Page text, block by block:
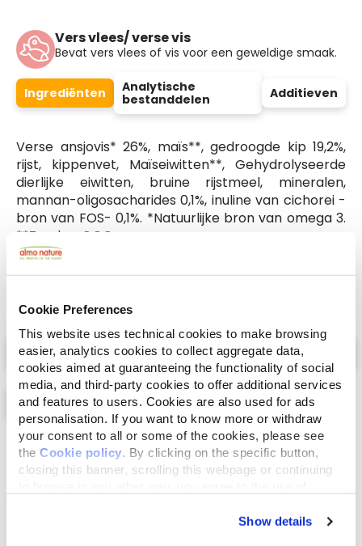
Cookie Preferences
This website uses technical cookies to make browsing
easier, analytics cookies to collect aggregate data,
cookies aimed at guaranteeing the functionality of social
media, and third-party cookies to offer additional services
and features to users. Cookies are also used for ads
personalisation. If you want to know more or withdraw
your consent to all or some of the cookies, please see
the Cookie policy. By clicking on the specific button,
closing this banner, scrolling this webpage or continuing
Show details
Vers vlees/ verse vis
Bevat vers vlees of vis voor een geweldige smaak.
Ingrediënten
Analytische
bestanddelen
Additieven
Verse ansjovis* 26%, maïs**, gedroogde kip 19,2%,
rijst, kippenvet, Maïseiwitten**, Gehydrolyseerde
dierlijke eiwitten, bruine rijstmeel, mineralen,
mannan-oligosacharides 0,1%, inuline van cichorei -
bron van FOS- 0,1%. *Natuurlijke bron van omega 3.
**Zonder-GGO.
Select a tab
Lijst Kaart